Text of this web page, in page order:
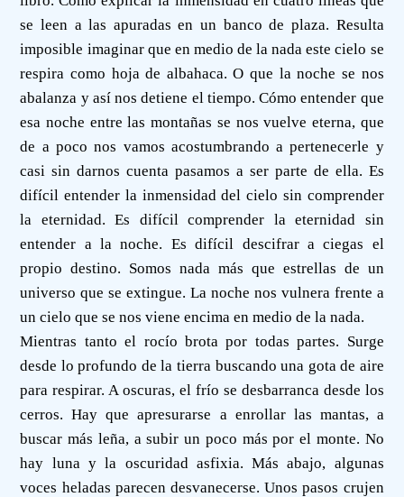
se leen a las apuradas en un banco de plaza. Resulta
imposible imaginar que en medio de la nada este cielo se
respira como hoja de albahaca. O que la noche se nos
abalanza y así nos detiene el tiempo. Cómo entender que
esa noche entre las montañas se nos vuelve eterna, que
de a poco nos vamos acostumbrando a pertenecerle y
casi sin darnos cuenta pasamos a ser parte de ella. Es
difícil entender la inmensidad del cielo sin comprender
la eternidad. Es difícil comprender la eternidad sin
entender a la noche. Es difícil descifrar a ciegas el
propio destino. Somos nada más que estrellas de un
universo que se extingue. La noche nos vulnera frente a
un cielo que se nos viene encima en medio de la nada.
Mientras tanto el rocío brota por todas partes. Surge
desde lo profundo de la tierra buscando una gota de aire
para respirar. A oscuras, el frío se desbarranca desde los
cerros. Hay que apresurarse a enrollar las mantas, a
buscar más leña, a subir un poco más por el monte. No
hay luna y la oscuridad asfixia. Más abajo, algunas
voces heladas parecen desvanecerse. Unos pasos crujen